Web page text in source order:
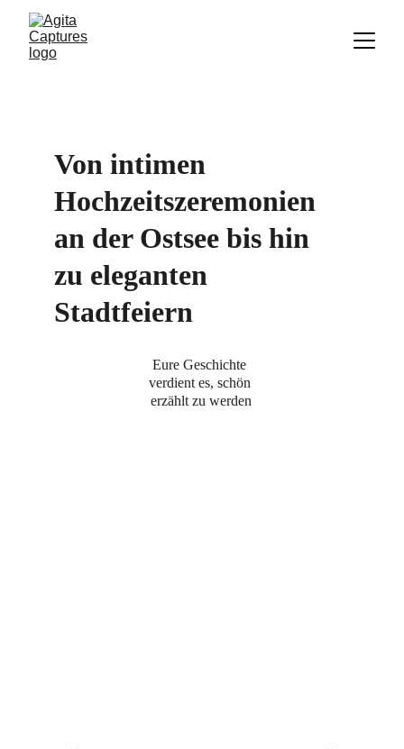
Von intimen
Hochzeitszeremonien
an der Ostsee bis hin
zu eleganten
Stadtfeiern
Eure Geschichte
verdient es, schön
erzählt zu werden